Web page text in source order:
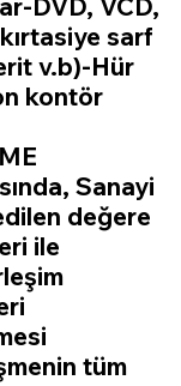
sarf
v.b)-Hür
kontör
Sanayi
değere
ile
tüm